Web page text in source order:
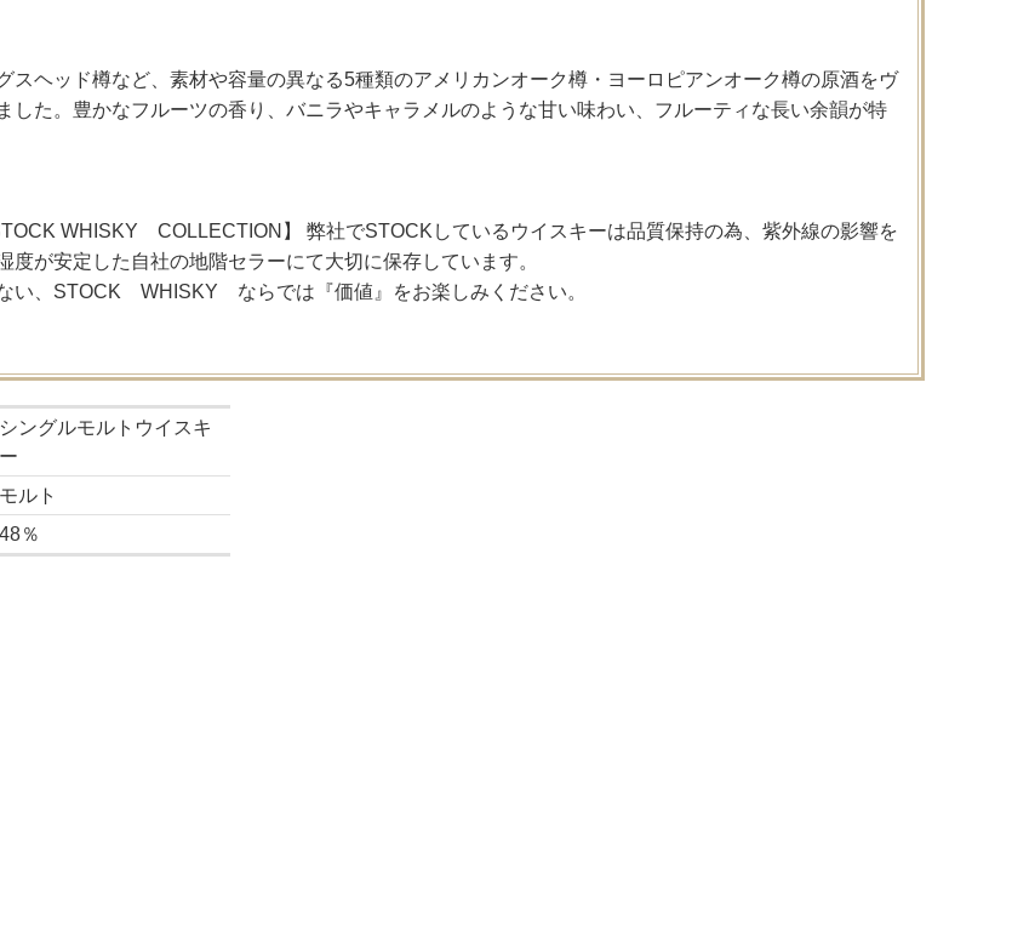
スヘッド樽など、素材や容量の異なる5種類のアメリカンオーク樽・ヨーロピアンオーク樽の原酒をヴ
した。豊かなフルーツの香り、バニラやキャラメルのような甘い味わい、フルーティな長い余韻が特
WHISKY COLLECTION】 弊社でSTOCKしているウイスキーは品質保持の為、紫外線の影響を
度が安定した自社の地階セラーにて大切に保存しています。
い、STOCK WHISKY ならでは『価値』をお楽しみください。
シングルモルトウイスキ
ー
モルト
48％